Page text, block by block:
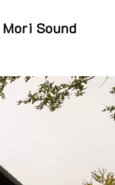
Sound